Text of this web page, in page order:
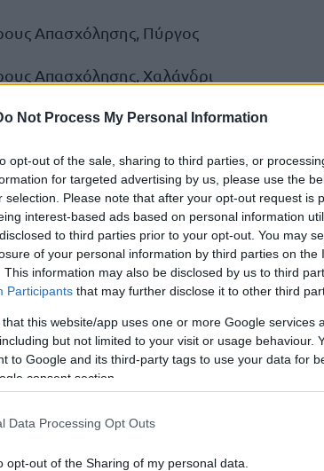
Not Process My Personal Information
opt-out of the sale, sharing to third parties, or
for targeted advertising by us, please use the
selection. Please note that after your opt-out request is
interest-based ads based on personal information
to third parties prior to your opt-out. You may
of your personal information by third parties on the
This information may also be disclosed by us to third
Participants that may further disclose it to other third
that this website/app uses one or more Google services
but not limited to your visit or usage behaviour.
to Google and its third-party tags to use your data for
consent section.
Data Processing Opt Outs
opt-out of the Sharing of my personal data.
Απασχόλησης, Πύργος
Απασχόλησης, Χαλάνδρι
Απασχόλησης (4ωρο),Χαλκίδα
Πάτρα
Απασχόλησης (4ωρο), Πικέρμι
Καταστήματος, Κέρκυρα
Απασχόλησης, Χαλκιδική
Απασχόλησης (4ωρο), Γλυφάδα
Απασχόλησης, Κηφισός
Καταστήματος, Γέρακας
Απασχόλησης, Ελληνικό